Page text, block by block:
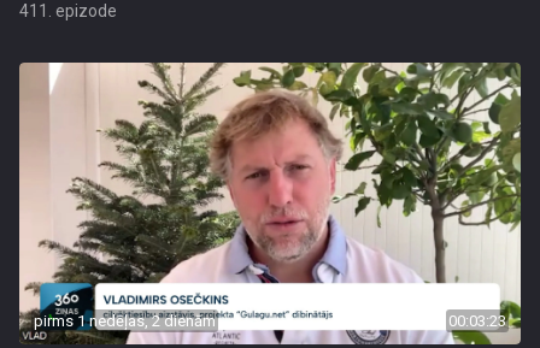
411. epizode
pirms 1 nedēļas, 2 dienām 00:03:23